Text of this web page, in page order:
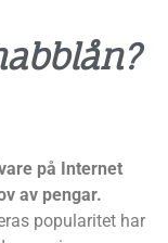
på Internet
av pengar.
popularitet har